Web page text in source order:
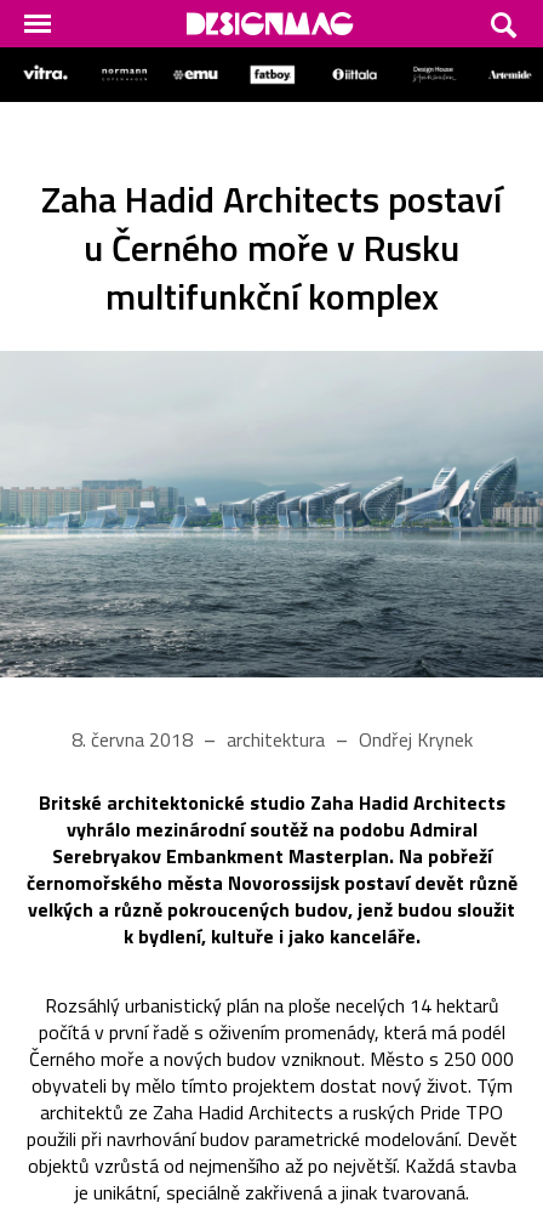
Zaha Hadid Architects postaví
u Černého moře v Rusku
multifunkční komplex
8. června 2018 architektura Ondřej Krynek
Britské architektonické studio Zaha Hadid Architects
vyhrálo mezinárodní soutěž na podobu Admiral
Serebryakov Embankment Masterplan. Na pobřeží
černomořského města Novorossijsk postaví devět různě
velkých a různě pokroucených budov, jenž budou sloužit
k bydlení, kultuře i jako kanceláře.
Rozsáhlý urbanistický plán na ploše necelých 14 hektarů
počítá v první řadě s oživením promenády, která má podél
Černého moře a nových budov vzniknout. Město s 250 000
obyvateli by mělo tímto projektem dostat nový život. Tým
architektů ze Zaha Hadid Architects a ruských Pride TPO
použili při navrhování budov parametrické modelování. Devět
objektů vzrůstá od nejmenšího až po největší. Každá stavba
je unikátní, speciálně zakřivená a jinak tvarovaná.